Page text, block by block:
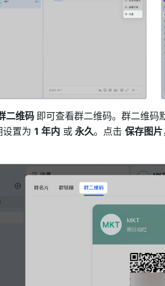
二维码 即可查看群二维码。群二维码
设置为 1 年内 或 永久。点击 保存图片